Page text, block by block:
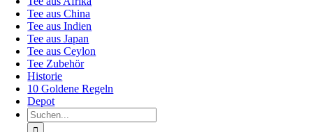
Tee aus China
Tee aus Indien
Tee aus Japan
Tee aus Ceylon
Tee Zubehör
Historie
10 Goldene Regeln
Depot
Suche
nach: